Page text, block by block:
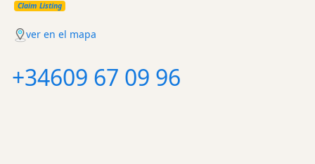
Claim Listing
ver en el mapa
+34609 67 09 96